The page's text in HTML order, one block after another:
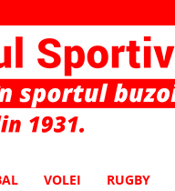
VOLEI RUGBY